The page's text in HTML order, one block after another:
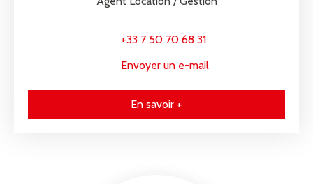
+33 7 50 70 68 31
Envoyer un e-mail
En savoir +